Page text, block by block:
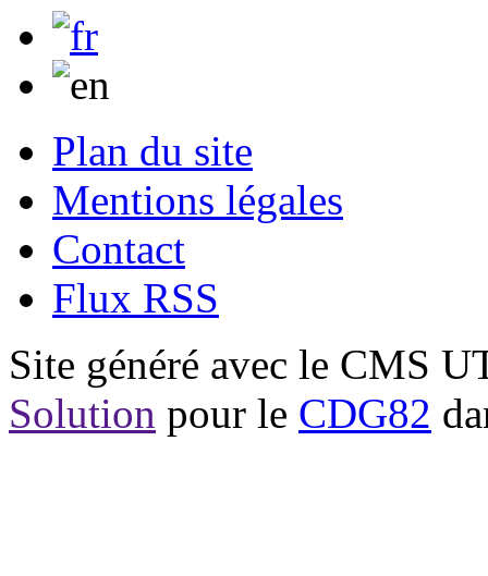
Plan du site
Mentions légales
Contact
Flux RSS
Site généré avec le CMS
Solution pour le CDG82